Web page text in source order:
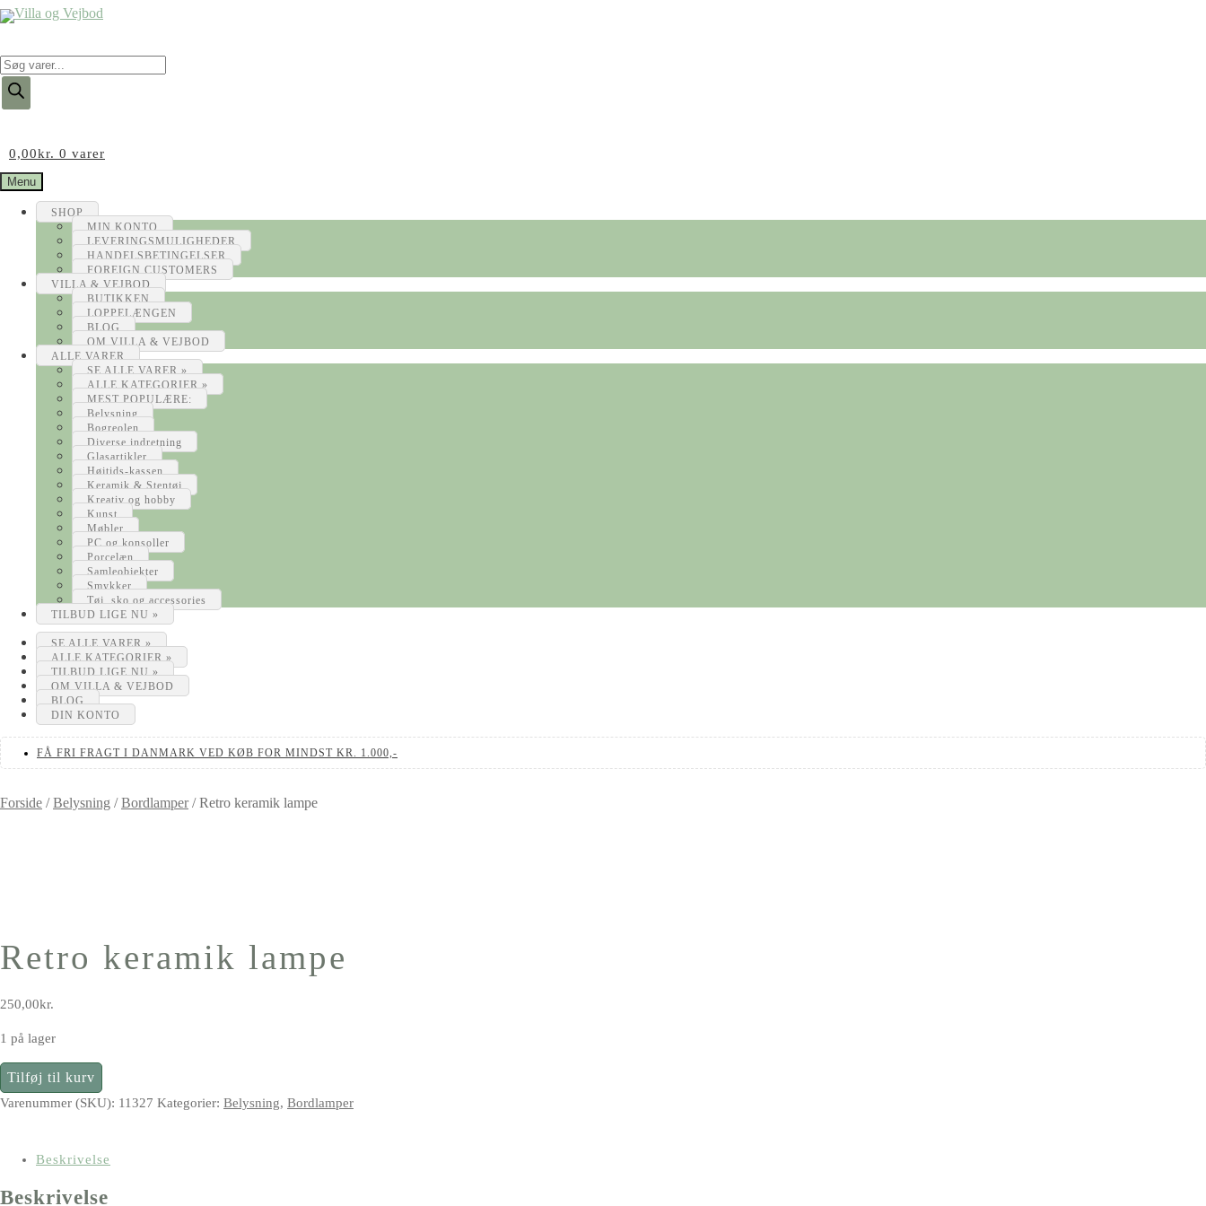
Products
search
0,00kr. 0 varer
Menu
SHOP
MIN KONTO
LEVERINGSMULIGHEDER
HANDELSBETINGELSER
FOREIGN CUSTOMERS
VILLA & VEJBOD
BUTIKKEN
LOPPELÆNGEN
BLOG
OM VILLA & VEJBOD
ALLE VARER
SE ALLE VARER »
ALLE KATEGORIER »
MEST POPULÆRE:
Belysning
Bogreolen
Diverse indretning
Glasartikler
Højtids-kassen
Keramik & Stentøj
Kreativ og hobby
Kunst
Møbler
PC og konsoller
Porcelæn
Samleobjekter
Smykker
Tøj, sko og accessories
TILBUD LIGE NU »
SE ALLE VARER »
ALLE KATEGORIER »
TILBUD LIGE NU »
OM VILLA & VEJBOD
BLOG
DIN KONTO
FÅ FRI FRAGT I DANMARK VED KØB FOR MINDST KR. 1.000,-
Forside /Belysning /Bordlamper/Retro keramik lampe
Retro keramik lampe
250,00kr.
1 på lager
Retro
keramik
Tilføj til kurv
Varenummer (SKU): 11327 Kategorier: Belysning, Bordlamper
Beskrivelse
Beskrivelse